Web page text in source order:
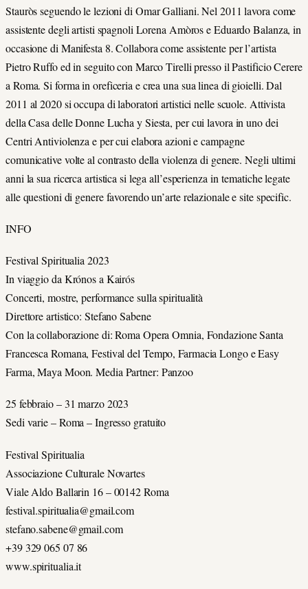
Stauròs seguendo le lezioni di Omar Galliani. Nel 2011 lavora come
assistente degli artisti spagnoli Lorena Amòros e Eduardo Balanza, in
occasione di Manifesta 8. Collabora come assistente per l’artista
Pietro Ruffo ed in seguito con Marco Tirelli presso il Pastificio Cerere
a Roma. Si forma in oreficeria e crea una sua linea di gioielli. Dal
2011 al 2020 si occupa di laboratori artistici nelle scuole. Attivista
della Casa delle Donne Lucha y Siesta, per cui lavora in uno dei
Centri Antiviolenza e per cui elabora azioni e campagne
comunicative volte al contrasto della violenza di genere. Negli ultimi
anni la sua ricerca artistica si lega all’esperienza in tematiche legate
alle questioni di genere favorendo un’arte relazionale e site specific.
INFO
Festival Spiritualia 2023
In viaggio da Krónos a Kairós
Concerti, mostre, performance sulla spiritualità
Direttore artistico: Stefano Sabene
Con la collaborazione di: Roma Opera Omnia, Fondazione Santa
Francesca Romana, Festival del Tempo, Farmacia Longo e Easy
Farma, Maya Moon. Media Partner: Panzoo
25 febbraio – 31 marzo 2023
Sedi varie – Roma – Ingresso gratuito
Festival Spiritualia
Associazione Culturale Novartes
Viale Aldo Ballarin 16 – 00142 Roma
festival.spiritualia@gmail.com
stefano.sabene@gmail.com
+39 329 065 07 86
www.spiritualia.it